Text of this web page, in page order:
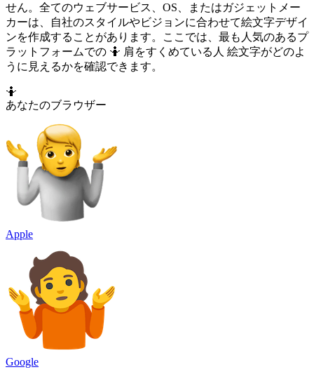
せん。全てのウェブサービス、OS、またはガジェットメー
カーは、自社のスタイルやビジョンに合わせて絵文字デザイ
ンを作成することがあります。ここでは、最も人気のあるプ
ラットフォームでの 🤷 肩をすくめている人 絵文字がどのよ
うに見えるかを確認できます。
🤷
あなたのブラウザー
Apple
Google